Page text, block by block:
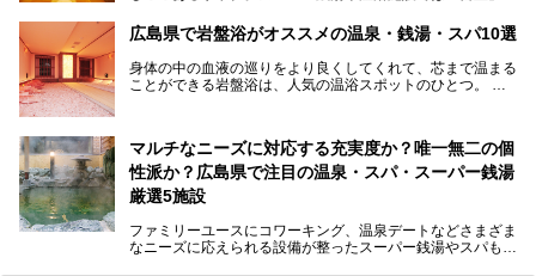
わりと身体の内部を温めて発汗を促すサウナは、リフレッシ
ュ効果はもちろん、代謝が高まり健康や美容にも良い影響が
期待されます。今回はそんなサウナにこだわった、広島県内
のオススメ温泉・銭湯・スパ10ヶ所を紹介させていただき
ます。
広島県で岩盤浴がオススメの温泉・銭湯・スパ10選
身体の中の血液の巡りをより良くしてくれて、芯まで温まる
ことができる岩盤浴は、人気の温浴スポットのひとつ。
る、広島県でオススメの温泉・銭湯・スパをご紹介していき
ます！
マルチなニーズに対応する充実度か？唯一無二の個
性派か？広島県で注目の温泉・スパ・スーパー銭湯
厳選5施設
ファミリーユースにコワーキング、温泉デートなどさまざま
なニーズに応えられる設備が整ったスーパー銭湯やスパも、